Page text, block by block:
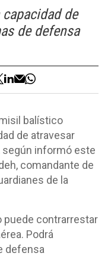
de
de defensa
balístico
de atravesar
informó este
comandante de
de la
puede contrarrestar
Podrá
defensa